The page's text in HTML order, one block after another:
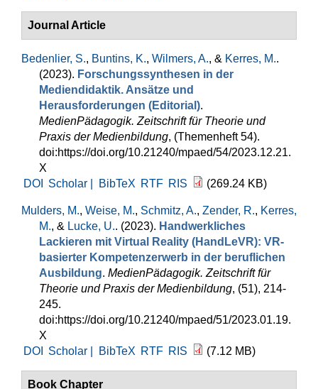
Journal Article
Bedenlier, S., Buntins, K., Wilmers, A., & Kerres, M..
(2023). Forschungssynthesen in der
Mediendidaktik. Ansätze und
Herausforderungen (Editorial).
MedienPädagogik. Zeitschrift für Theorie und
Praxis der Medienbildung, (Themenheft 54).
doi:https://doi.org/10.21240/mpaed/54/2023.12.21.
X
DOI
Scholar | BibTeX RTF RIS (269.24 KB)
Mulders, M., Weise, M., Schmitz, A., Zender, R., Kerres,
M., & Lucke, U.. (2023). Handwerkliches
Lackieren mit Virtual Reality (HandLeVR): VR-
basierter Kompetenzerwerb in der beruflichen
Ausbildung. MedienPädagogik. Zeitschrift für
Theorie und Praxis der Medienbildung, (51), 214-
245.
doi:https://doi.org/10.21240/mpaed/51/2023.01.19.
X
DOI
Scholar | BibTeX RTF RIS (7.12 MB)
Book Chapter